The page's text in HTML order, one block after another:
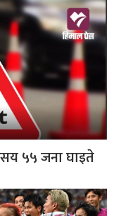
सय ५५ जना घाइते